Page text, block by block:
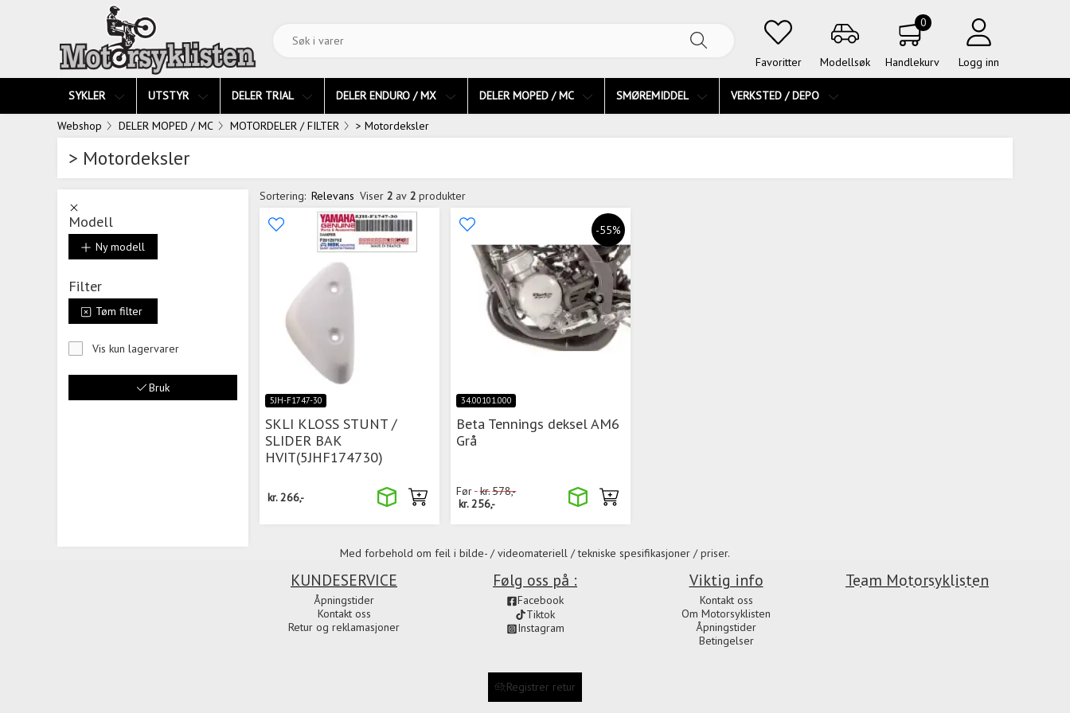
Favoritter Modellsøk
0
Handlekurv Logg inn
SYKLER UTSTYR DELER TRIAL DELER ENDURO / MX DELER MOPED / MC SMØREMIDDEL VERKSTED / DEPO
Webshop DELER MOPED / MC MOTORDELER / FILTER > Motordeksler
> Motordeksler
Modell
Ny modell
Filter
Tøm filter
Vis kun lagervarer
Bruk
Sortering: Relevans Viser 2 av 2 produkter
5JH-F1747-30
SKLI KLOSS STUNT /
SLIDER BAK
HVIT(5JHF174730)
kr. 266,-
-55%
34.00101.000
Beta Tennings deksel AM6
Grå
Før kr.578,-
kr. 256,-
Med forbehold om feil i bilde- / videomateriell / tekniske spesifikasjoner / priser.
Team Motorsyklisten
Viktig info
Kontakt oss
Om Motorsyklisten
Åpningstider
Betingelser
Følg oss på :
Facebook
Tiktok
Instagram
KUNDESERVICE
Åpningstider
Kontakt oss
Retur og reklamasjoner
Registrer retur